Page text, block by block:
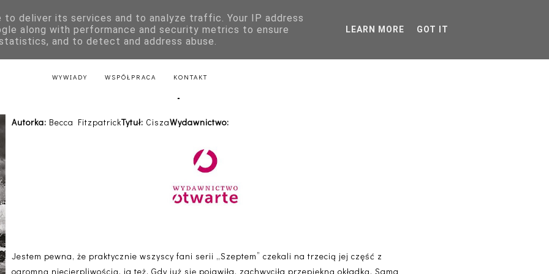
KSIĄŻKI DLA DZIECI LITERATURA POLSKA LITERATURA ZAGRANICZNA
LITERATURA Z PRZEPISAMI
WYWIADY WSPÓŁPRACA KONTAKT
Cisza - Becca Fitzpatrick
Autorka: Becca FitzpatrickTytuł: CiszaWydawnictwo:
Jestem pewna, że praktycznie wszyscy fani serii „Szeptem” czekali na trzecią jej część z
ogromną niecierpliwością, ja też. Gdy już się pojawiła, zachwyciła przepiękną okładką. Sama
to deliver its services and to analyze traffic. Your IP address
along with performance and security metrics to ensure
and to detect and address abuse.
LEARN MORE GOT IT